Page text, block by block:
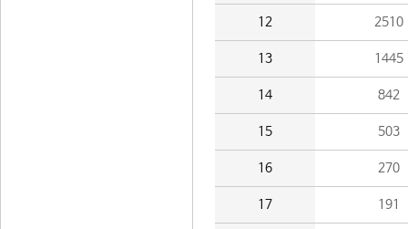
12 2510
13 1445
14 842
15 503
16 270
17 191